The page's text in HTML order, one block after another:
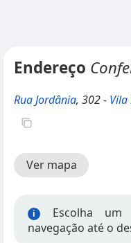
Endereço
Rua Jordânia, 302 -
Ver mapa
i
Escolha um
navegação até o